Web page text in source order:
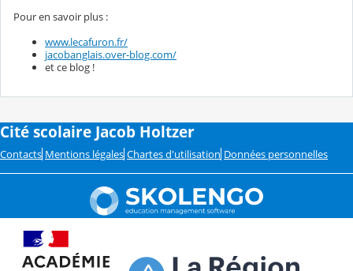
Pour en savoir plus :
www.lecafuron.fr/
jacobanglais.over-blog.com/
et ce blog !
Cité scolaire Jacob Holtzer
Contacts Mentions légales Chartes d'utilisation Données personnelles